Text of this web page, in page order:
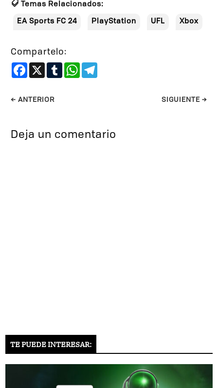
Temas Relacionados:
EA Sports FC 24 PlayStation UFL Xbox
Compartelo:
Facebook
X TumblrWhatsApp
←ANTERIOR SIGUIENTE→
Deja un comentario
TE PUEDE INTERESAR: